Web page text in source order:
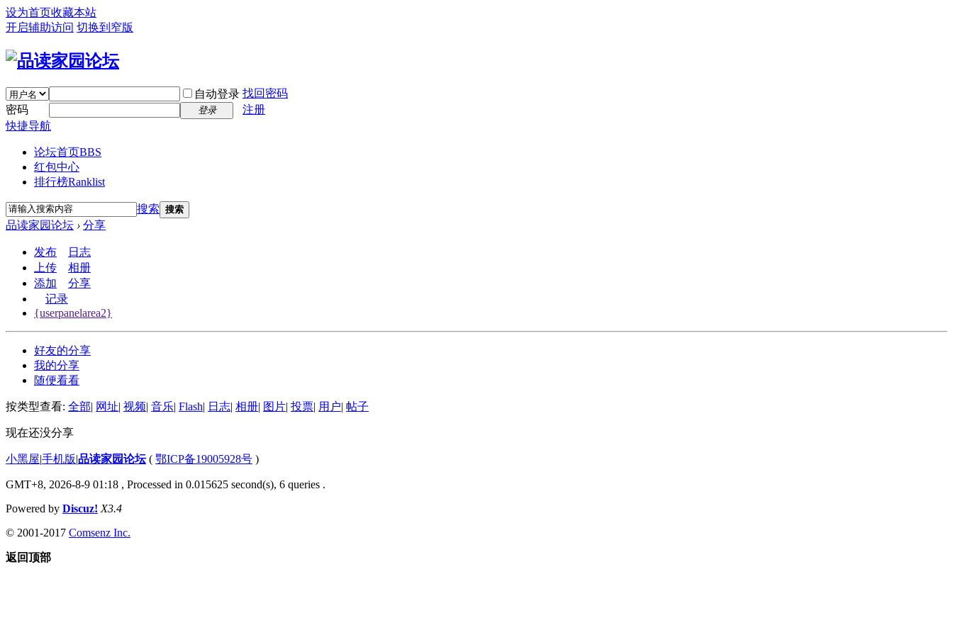
设为首页收藏本站
开启辅助访问 切换到窄版
自动登录 找回密码
密码
登录
注册
快捷导航
论坛首页BBS
红包中心
排行榜Ranklist
搜索 搜索
品读家园论坛 › 分享
发布
日志
上传
相册
添加
分享
记录
{userpanelarea2}
好友的分享
我的分享
随便看看
按类型查看: 全部| 网址| 视频| 音乐| Flash| 日志| 相册| 图片| 投票| 用户| 帖子
现在还没分享
小黑屋|手机版|品读家园论坛( 鄂ICP备19005928号 )
GMT+8, 2026-8-9 01:18 , Processed in 0.015625 second(s), 6 queries .
Powered by Discuz! X3.4
© 2001-2017 Comsenz Inc.
返回顶部